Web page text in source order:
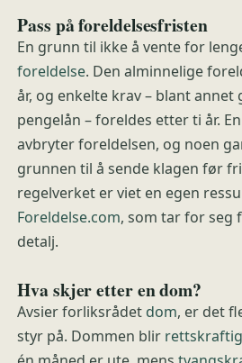
Pass på foreldelsesfristen
En grunn til ikke å vente for
foreldelse. Den alminnelige
år, og enkelte krav – blant annet
pengelån – foreldes etter ti år.
avbryter foreldelsen, og noen
grunnen til å sende klagen før
regelverket er viet en egen
Foreldelse.com, som tar for seg
detalj.
Hva skjer etter en dom?
Avsier forliksrådet dom, er det
styr på. Dommen blir rettskraftig